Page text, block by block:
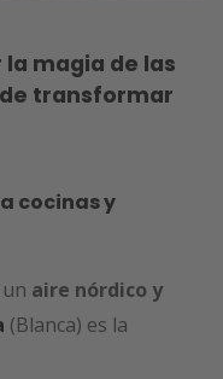
magia de las
transformar
cocinas y
aire nórdico y
(Blanca) es la